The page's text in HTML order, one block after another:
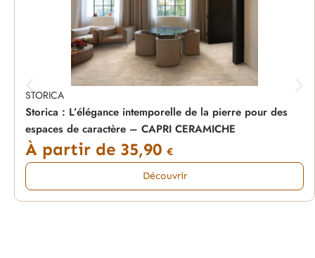
STORICA
Storica : L’élégance intemporelle de la pierre pour des
espaces de caractère – CAPRI CERAMICHE
À partir de 35,90 €
Découvrir